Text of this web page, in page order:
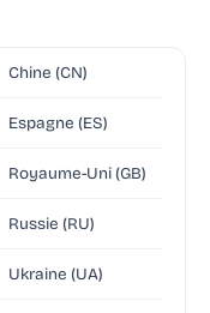
Chine (CN)
Espagne (ES)
Royaume-Uni (GB)
Russie (RU)
Ukraine (UA)